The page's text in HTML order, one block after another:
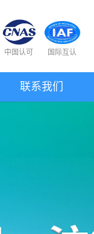
中国认可 国际互认
联系我们